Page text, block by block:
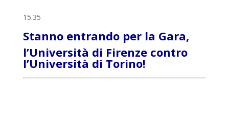
15.35
Stanno entrando per la Gara,
l’Università di Firenze contro
l’Università di Torino!